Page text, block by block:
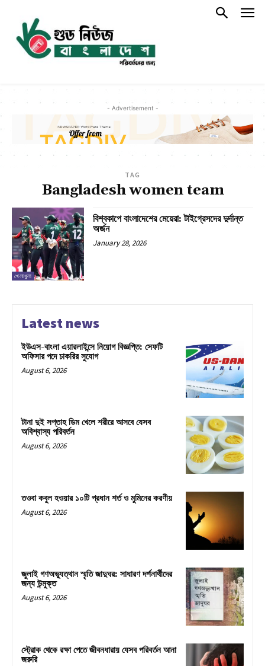
- Advertisement -
TAG
Bangladesh women team
খেলাধুলা
বিশ্বকাপে বাংলাদেশের মেয়েরা: টাইগ্রেসদের দুর্দান্ত
অর্জন
January 28, 2026
Latest news
ইউএস-বাংলা এয়ারলাইন্সে নিয়োগ বিজ্ঞপ্তি: সেফটি
অফিসার পদে চাকরির সুযোগ
August 6, 2026
টানা দুই সপ্তাহ ডিম খেলে শরীরে আসবে যেসব
অবিশ্বাস্য পরিবর্তন
August 6, 2026
তওবা কবুল হওয়ার ১০টি প্রধান শর্ত ও মুমিনের করণীয়
August 6, 2026
জুলাই গণঅভ্যুত্থান স্মৃতি জাদুঘর: সাধারণ দর্শনার্থীদের
জন্য উন্মুক্ত
August 6, 2026
স্ট্রোক থেকে রক্ষা পেতে জীবনধারায় যেসব পরিবর্তন আনা
জরুরি